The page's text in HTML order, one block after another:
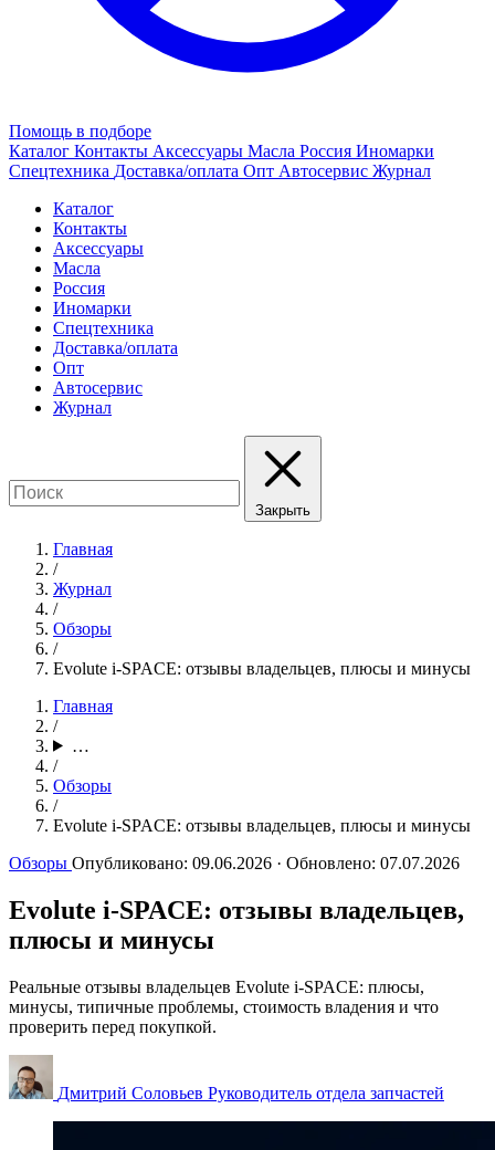
Помощь в подборе
Каталог Контакты Аксессуары Масла Россия Иномарки
Спецтехника Доставка/оплата Опт Автосервис Журнал
Каталог
Контакты
Аксессуары
Масла
Россия
Иномарки
Спецтехника
Доставка/оплата
Опт
Автосервис
Журнал
Закрыть
Главная
/
Журнал
/
Обзоры
/
Evolute i-SPACE: отзывы владельцев, плюсы и минусы
Главная
/
…
/
Обзоры
/
Evolute i-SPACE: отзывы владельцев, плюсы и минусы
Обзоры Опубликовано: 09.06.2026 · Обновлено: 07.07.2026
Evolute i-SPACE: отзывы владельцев,
плюсы и минусы
Реальные отзывы владельцев Evolute i-SPACE: плюсы,
минусы, типичные проблемы, стоимость владения и что
проверить перед покупкой.
Дмитрий Соловьев Руководитель отдела запчастей